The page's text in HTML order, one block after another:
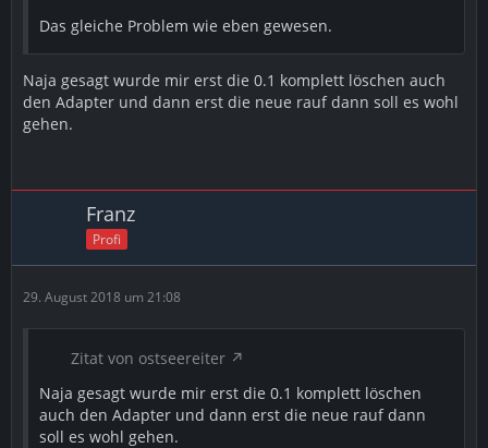
Das gleiche Problem wie eben gewesen.
Naja gesagt wurde mir erst die 0.1 komplett löschen auch
den Adapter und dann erst die neue rauf dann soll es wohl
gehen.
Franz
Profi
29. August 2018 um 21:08
Zitat von ostseereiter
Naja gesagt wurde mir erst die 0.1 komplett löschen
auch den Adapter und dann erst die neue rauf dann
soll es wohl gehen.